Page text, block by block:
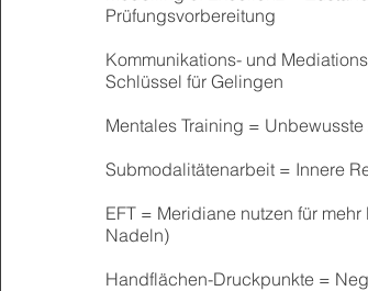
Prüfungsvorbereitung
Kommunikations- und
Schlüssel für Gelingen
Mentales Training =
Submodalitätenarbeit = Innere
EFT = Meridiane nutzen für
Nadeln)
Handflächen-Druckpunkte =